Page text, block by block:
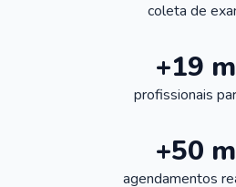
coleta de
+19
profissionais
+50
agendamentos